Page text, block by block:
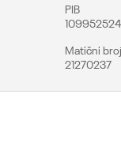
PIB
109952524
Matični broj
21270237